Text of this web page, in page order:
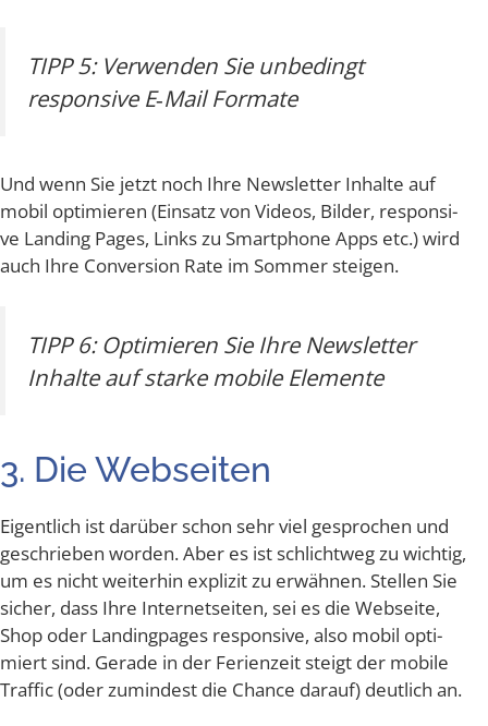
TIPP 5: Ver­wen­den Sie unbe­dingt
respon­si­ve E‑Mail Formate
Und wenn Sie jetzt noch Ihre News­let­ter Inhal­te auf
mobil opti­mie­ren (Ein­satz von Vide­os, Bil­der, respon­si­
ve Landing Pages, Links zu Smart­phone Apps etc.) wird
auch Ihre Con­ver­si­on Rate im Som­mer steigen.
TIPP 6: Opti­mie­ren Sie Ihre News­let­ter
Inhal­te auf star­ke mobi­le Elemente
3. Die Webseiten
Eigent­lich ist dar­über schon sehr viel gespro­chen und
geschrie­ben wor­den. Aber es ist schlicht­weg zu wich­tig,
um es nicht wei­ter­hin expli­zit zu erwäh­nen. Stel­len Sie
sicher, dass Ihre Inter­net­sei­ten, sei es die Web­sei­te,
Shop oder Landing­pa­ges respon­si­ve, also mobil opti­
miert sind. Gera­de in der Feri­en­zeit steigt der mobi­le
Traf­fic (oder zumin­dest die Chan­ce dar­auf) deut­lich an.